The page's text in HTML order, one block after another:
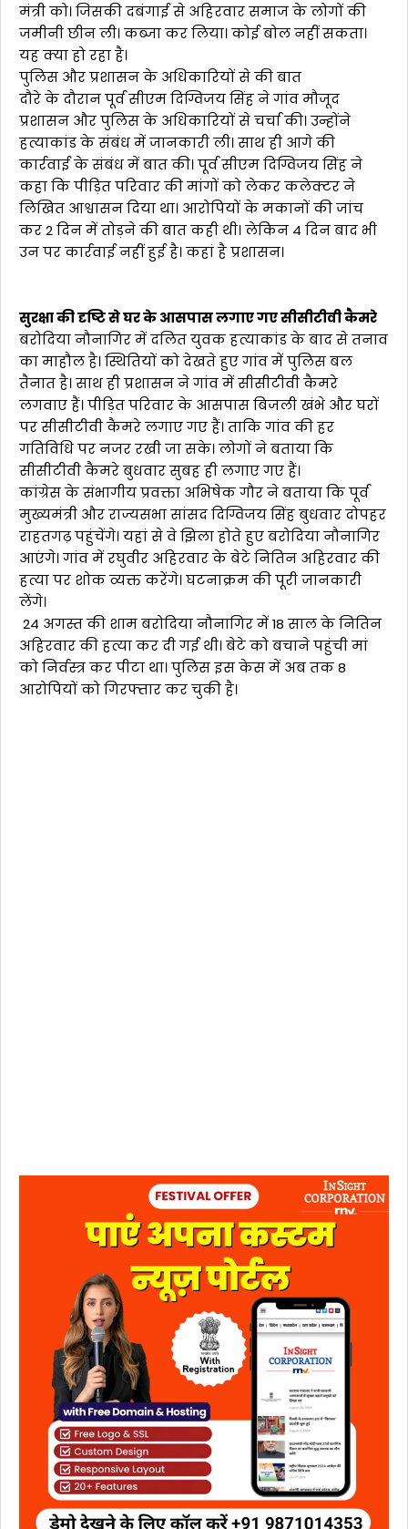
मंत्री को। जिसकी दबंगाई से अहिरवार समाज के लोगों की
जमीनी छीन ली। कब्जा कर लिया। कोई बोल नहीं सकता।
यह क्या हो रहा है।
पुलिस और प्रशासन के अधिकारियों से की बात
दौरे के दौरान पूर्व सीएम दिग्विजय सिंह ने गांव मौजूद
प्रशासन और पुलिस के अधिकारियों से चर्चा की। उन्होंने
हत्याकांड के संबंध में जानकारी ली। साथ ही आगे की
कार्रवाई के संबंध में बात की। पूर्व सीएम दिग्विजय सिंह ने
कहा कि पीड़ित परिवार की मांगों को लेकर कलेक्टर ने
लिखित आश्वासन दिया था। आरोपियों के मकानों की जांच
कर 2 दिन में तोड़ने की बात कही थी। लेकिन 4 दिन बाद भी
उन पर कार्रवाई नहीं हुई है। कहां है प्रशासन।
सुरक्षा की दृष्टि से घर के आसपास लगाए गए सीसीटीवी कैमरे
बरोदिया नौनागिर में दलित युवक हत्याकांड के बाद से तनाव
का माहौल है। स्थितियों को देखते हुए गांव में पुलिस बल
तैनात है। साथ ही प्रशासन ने गांव में सीसीटीवी कैमरे
लगवाए हैं। पीड़ित परिवार के आसपास बिजली खंभे और घरों
पर सीसीटीवी कैमरे लगाए गए हैं। ताकि गांव की हर
गतिविधि पर नजर रखी जा सके। लोगों ने बताया कि
सीसीटीवी कैमरे बुधवार सुबह ही लगाए गए हैं।
कांग्रेस के संभागीय प्रवक्ता अभिषेक गौर ने बताया कि पूर्व
मुख्यमंत्री और राज्यसभा सांसद दिग्विजय सिंह बुधवार दोपहर
राहतगढ़ पहुंचेंगे। यहां से वे झिला होते हुए बरोदिया नौनागिर
आएंगे। गांव में रघुवीर अहिरवार के बेटे नितिन अहिरवार की
हत्या पर शोक व्यक्त करेंगे। घटनाक्रम की पूरी जानकारी
लेंगे।
24 अगस्त की शाम बरोदिया नौनागिर में 18 साल के नितिन
अहिरवार की हत्या कर दी गई थी। बेटे को बचाने पहुंची मां
को निर्वस्त्र कर पीटा था। पुलिस इस केस में अब तक 8
आरोपियों को गिरफ्तार कर चुकी है।